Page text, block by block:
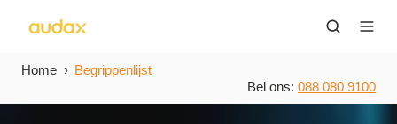
Home
Begrippenlijst
Bel ons: 088 080 9100